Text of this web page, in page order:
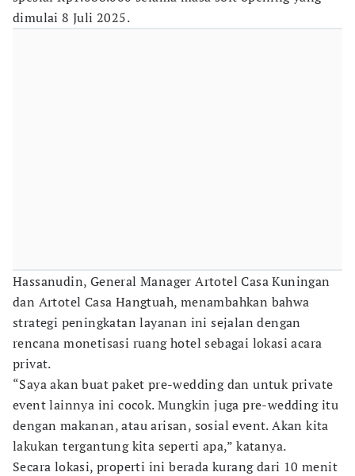
dimulai 8 Juli 2025.
Hassanudin, General Manager Artotel Casa Kuningan
dan Artotel Casa Hangtuah, menambahkan bahwa
strategi peningkatan layanan ini sejalan dengan
rencana monetisasi ruang hotel sebagai lokasi acara
privat.
“Saya akan buat paket pre-wedding dan untuk private
event lainnya ini cocok. Mungkin juga pre-wedding itu
dengan makanan, atau arisan, sosial event. Akan kita
lakukan tergantung kita seperti apa,” katanya.
Secara lokasi, properti ini berada kurang dari 10 menit